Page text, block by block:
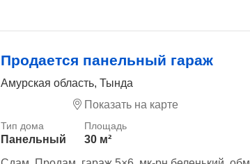
Продается панельный гараж
Амурская область, Тында
Показать на карте
Панельный
30 м²